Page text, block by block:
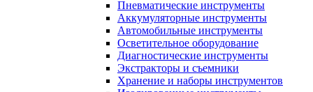
Пневматические инструменты
Аккумуляторные инструменты
Автомобильные инструменты
Осветительное оборудование
Диагностические инструменты
Экстракторы и съемники
Хранение и наборы инструментов